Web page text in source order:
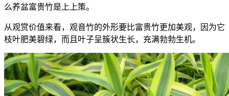
么养盆富贵竹是上上策。
从观赏价值来看，观音竹的外形要比富贵竹更加美观，因为它
枝叶肥美碧绿，而且叶子呈簇状生长，充满勃勃生机。